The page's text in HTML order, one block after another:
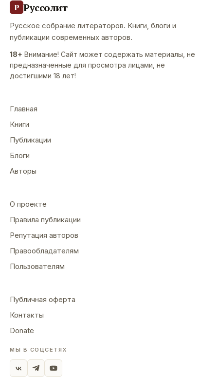
Р Руссолит
Русское собрание литераторов. Книги, блоги и
публикации современных авторов.
18+ Внимание! Сайт может содержать материалы, не
предназначенные для просмотра лицами, не
достигшими 18 лет!
Главная
Книги
Публикации
Блоги
Авторы
О проекте
Правила публикации
Репутация авторов
Правообладателям
Пользователям
Публичная оферта
Контакты
Donate
МЫ В СОЦСЕТЯХ